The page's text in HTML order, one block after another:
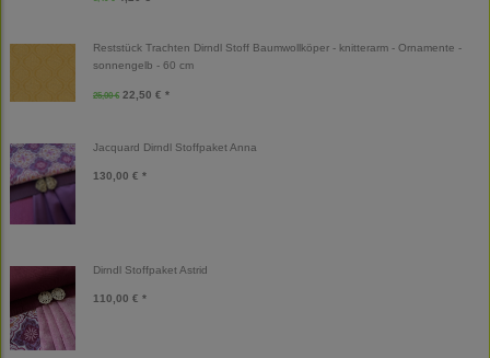
Reststück Trachten Dirndl Stoff Baumwollköper - knitterarm - Ornamente -
sonnengelb - 60 cm
25,00 € 22,50 € *
Jacquard Dirndl Stoffpaket Anna
130,00 € *
Dirndl Stoffpaket Astrid
110,00 € *